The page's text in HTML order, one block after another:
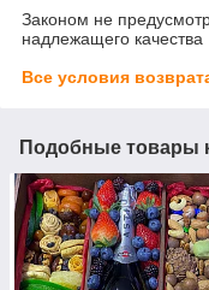
Законом не
надлежащего качества
Все условия
Подобные товары